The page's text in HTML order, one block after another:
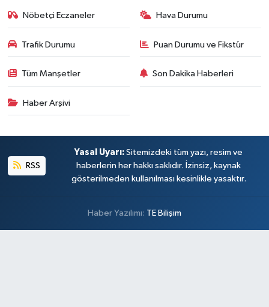
Nöbetçi Eczaneler Hava Durumu
Trafik Durumu Puan Durumu ve Fikstür
Tüm Manşetler Son Dakika Haberleri
Haber Arşivi
RSS
Yasal Uyarı: Sitemizdeki tüm yazı, resim ve
haberlerin her hakkı saklıdır. İzinsiz, kaynak
gösterilmeden kullanılması kesinlikle yasaktır.
Haber Yazılımı: TE Bilişim